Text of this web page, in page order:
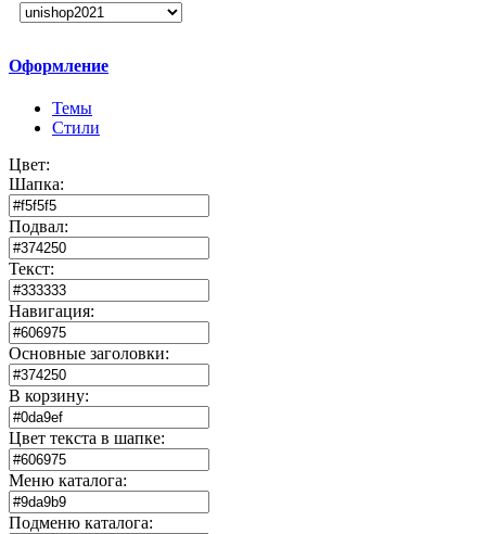
Оформление
Темы
Стили
Цвет:
Шапка:
Подвал:
Текст:
Навигация:
Основные заголовки:
В корзину:
Цвет текста в шапке:
Меню каталога:
Подменю каталога: